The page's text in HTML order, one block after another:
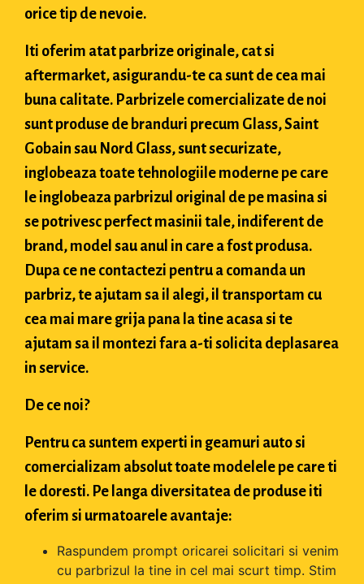
orice tip de nevoie.
Iti oferim atat parbrize originale, cat si
aftermarket, asigurandu-te ca sunt de cea mai
buna calitate. Parbrizele comercializate de noi
sunt produse de branduri precum Glass, Saint
Gobain sau Nord Glass, sunt securizate,
inglobeaza toate tehnologiile moderne pe care
le inglobeaza parbrizul original de pe masina si
se potrivesc perfect masinii tale, indiferent de
brand, model sau anul in care a fost produsa.
Dupa ce ne contactezi pentru a comanda un
parbriz, te ajutam sa il alegi, il transportam cu
cea mai mare grija pana la tine acasa si te
ajutam sa il montezi fara a-ti solicita deplasarea
in service.
De ce noi?
Pentru ca suntem experti in geamuri auto si
comercializam absolut toate modelele pe care ti
le doresti. Pe langa diversitatea de produse iti
oferim si urmatoarele avantaje:
Raspundem prompt oricarei solicitari si venim
cu parbrizul la tine in cel mai scurt timp. Stim